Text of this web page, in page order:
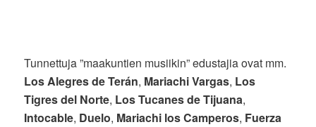
Tunnettuja ”maakuntien musiikin” edustajia ovat mm.
Los Alegres de Terán, Mariachi Vargas, Los
Tigres del Norte, Los Tucanes de Tijuana,
Intocable, Duelo, Mariachi los Camperos, Fuerza